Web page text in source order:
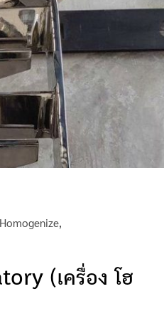
Homogenize,
(เครื่อง โฮ